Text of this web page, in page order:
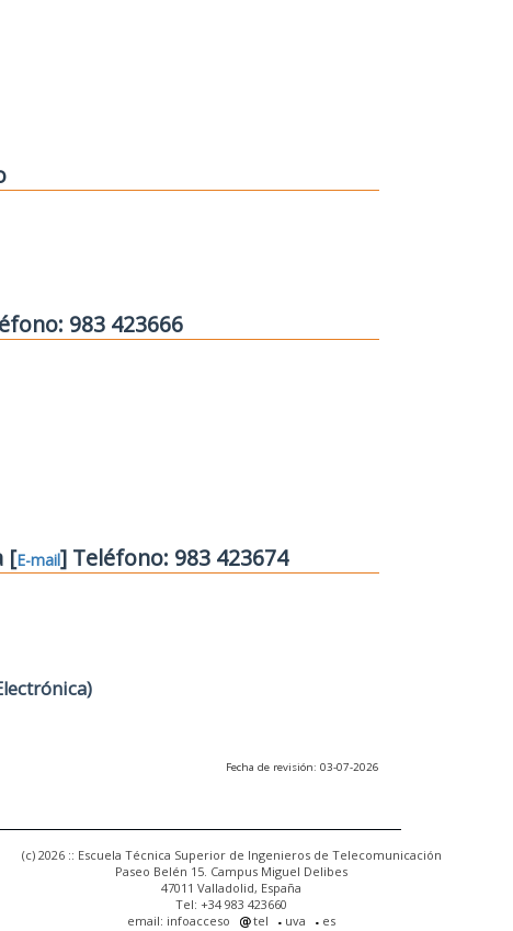
983 423666
[E-mail] Teléfono: 983 423674
Fecha de revisión: 03-07-2026
(c) 2026 :: Escuela Técnica Superior de Ingenieros de Telecomunicación
Paseo Belén 15. Campus Miguel Delibes
47011 Valladolid, España
Tel: +34 983 423660
email: infoacceso
tel uva es